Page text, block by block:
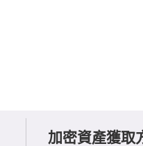
加密資產獲取